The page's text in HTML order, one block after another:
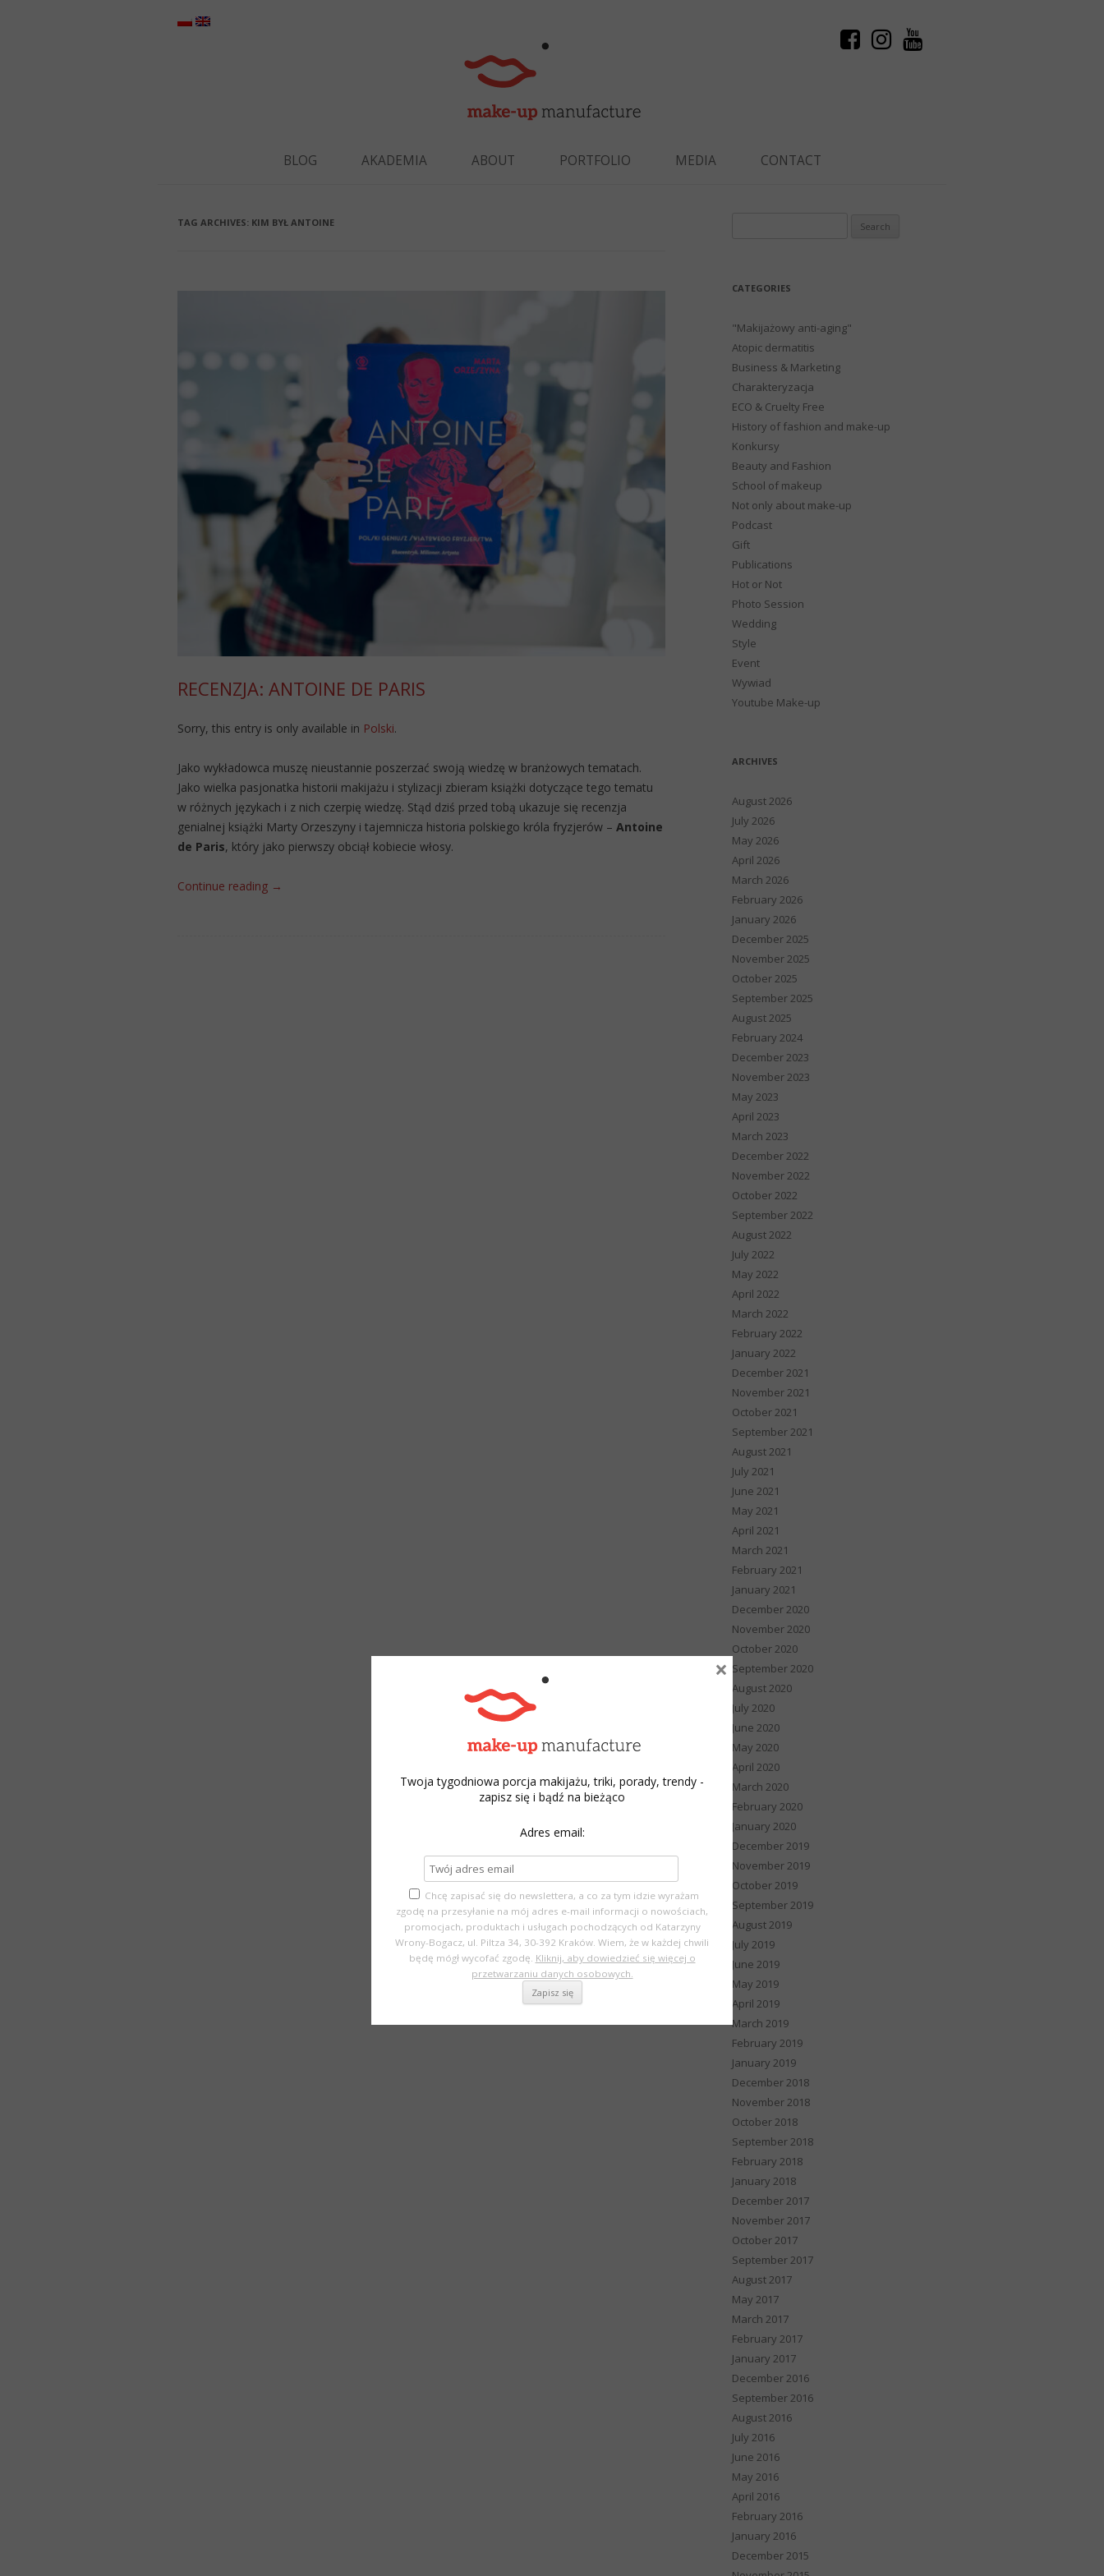
BLOG AKADEMIA ABOUT PORTFOLIO MEDIA CONTACT
TAG ARCHIVES: KIM BYŁ ANTOINE
RECENZJA: ANTOINE DE PARIS
Sorry, this entry is only available in Polski.
Jako wykładowca muszę nieustannie poszerzać swoją wiedzę w branżowych tematach.
Jako wielka pasjonatka historii makijażu i stylizacji zbieram książki dotyczące tego tematu
w różnych językach i z nich czerpię wiedzę. Stąd dziś przed tobą ukazuje się recenzja
genialnej książki Marty Orzeszyny i tajemnicza historia polskiego króla fryzjerów – Antoine
de Paris, który jako pierwszy obciął kobiecie włosy.
Continue reading →
CATEGORIES
"Makijażowy anti-aging"
Atopic dermatitis
Business & Marketing
Charakteryzacja
ECO & Cruelty Free
History of fashion and make-up
Konkursy
Beauty and Fashion
School of makeup
Not only about make-up
Podcast
Gift
Publications
Hot or Not
Photo Session
Wedding
Style
Event
Wywiad
Youtube Make-up
ARCHIVES
August 2026
July 2026
May 2026
April 2026
March 2026
February 2026
January 2026
December 2025
November 2025
October 2025
September 2025
August 2025
February 2024
December 2023
November 2023
May 2023
April 2023
March 2023
December 2022
November 2022
October 2022
September 2022
August 2022
July 2022
May 2022
April 2022
March 2022
February 2022
January 2022
December 2021
November 2021
October 2021
September 2021
August 2021
July 2021
June 2021
May 2021
April 2021
March 2021
February 2021
January 2021
December 2020
November 2020
October 2020
September 2020
August 2020
July 2020
June 2020
May 2020
April 2020
March 2020
February 2020
January 2020
December 2019
November 2019
October 2019
September 2019
August 2019
July 2019
June 2019
May 2019
April 2019
March 2019
February 2019
January 2019
December 2018
November 2018
October 2018
September 2018
February 2018
January 2018
December 2017
November 2017
October 2017
September 2017
August 2017
May 2017
March 2017
February 2017
January 2017
December 2016
September 2016
August 2016
July 2016
June 2016
May 2016
April 2016
February 2016
January 2016
December 2015
Twoja tygodniowa porcja makijażu, triki, porady, trendy -
zapisz się i bądź na bieżąco
Adres email:
Chcę zapisać się do newslettera, a co za tym idzie wyrażam
zgodę na przesyłanie na mój adres e-mail informacji o nowościach,
promocjach, produktach i usługach pochodzących od Katarzyny
Wrony-Bogacz, ul. Piltza 34, 30-392 Kraków. Wiem, że w każdej chwili
będę mógł wycofać zgodę. Kliknij, aby dowiedzieć się więcej o
przetwarzaniu danych osobowych.
×